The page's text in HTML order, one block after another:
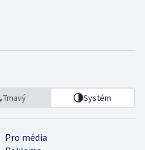
Tmavý Systém
Pro média